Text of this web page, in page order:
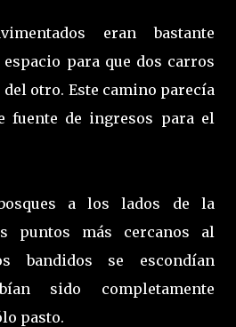
eran bastante
para que dos carros
otro. Este camino parecía
fuente de ingresos para el
a los lados de la
puntos más cercanos al
bandidos se escondían
sido completamente
pasto.